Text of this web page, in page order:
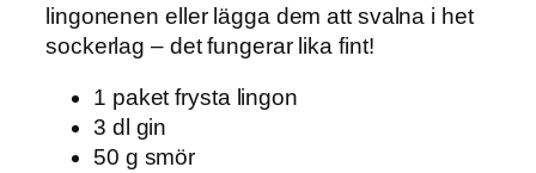
lingonenen eller lägga dem att svalna i het
sockerlag – det fungerar lika fint!
1 paket frysta lingon
3 dl gin
50 g smör